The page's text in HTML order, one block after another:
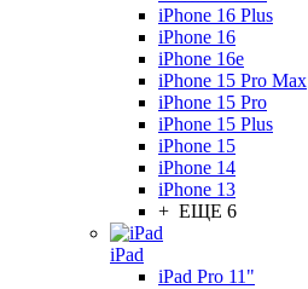
iPhone 16 Plus
iPhone 16
iPhone 16e
iPhone 15 Pro Max
iPhone 15 Pro
iPhone 15 Plus
iPhone 15
iPhone 14
iPhone 13
+ ЕЩЕ 6
iPad
iPad Pro 11"